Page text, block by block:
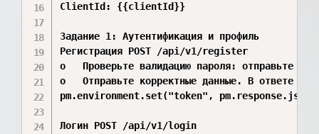
ClientId: {{clientId}}
Задание 1: Аутентификация и профиль
Регистрация POST /api/v1/register
o	Проверьте валидацию пароля: отправьте слабый пароль → убедитесь, что сервер вернет 422.
o	Отправьте корректные данные. В ответе сохраните data.token в переменную {{token}} (используйте вкладку Tests):
pm.environment.set("token",
Логин POST /api/v1/login